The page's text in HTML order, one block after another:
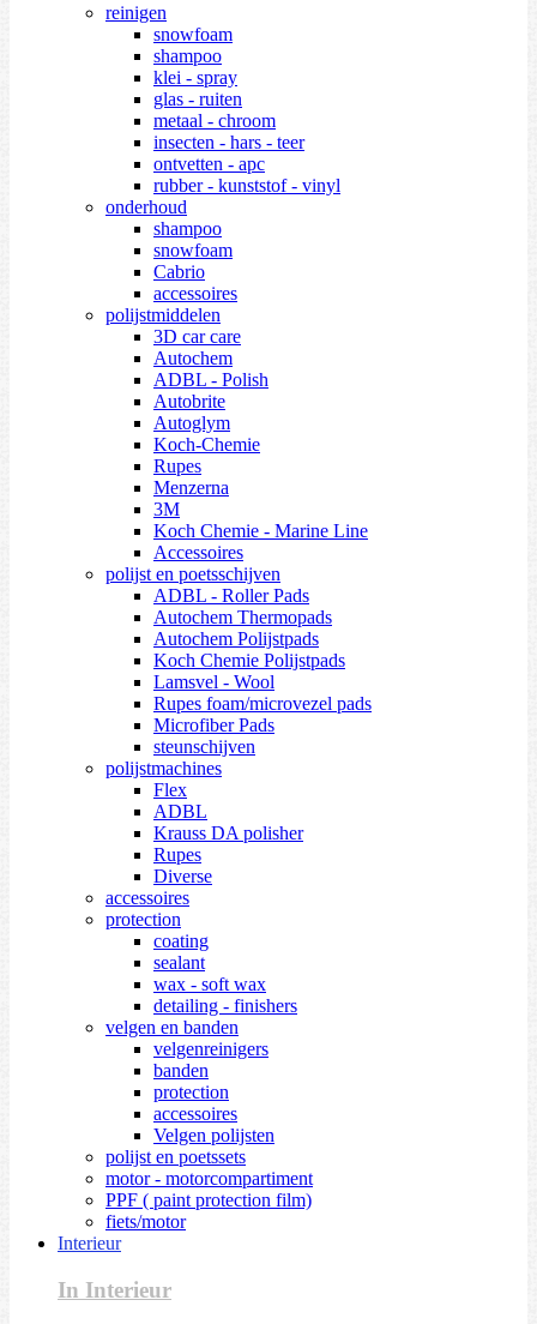
reinigen
snowfoam
shampoo
klei - spray
glas - ruiten
metaal - chroom
insecten - hars - teer
ontvetten - apc
rubber - kunststof - vinyl
onderhoud
shampoo
snowfoam
Cabrio
accessoires
polijstmiddelen
3D car care
Autochem
ADBL - Polish
Autobrite
Autoglym
Koch-Chemie
Rupes
Menzerna
3M
Koch Chemie - Marine Line
Accessoires
polijst en poetsschijven
ADBL - Roller Pads
Autochem Thermopads
Autochem Polijstpads
Koch Chemie Polijstpads
Lamsvel - Wool
Rupes foam/microvezel pads
Microfiber Pads
steunschijven
polijstmachines
Flex
ADBL
Krauss DA polisher
Rupes
Diverse
accessoires
protection
coating
sealant
wax - soft wax
detailing - finishers
velgen en banden
velgenreinigers
banden
protection
accessoires
Velgen polijsten
polijst en poetssets
motor - motorcompartiment
PPF ( paint protection film)
fiets/motor
Interieur
In Interieur